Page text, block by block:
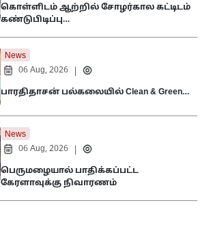
கொள்ளிடம் ஆற்றில் சோழர்கால கட்டிடம்
கண்டுபிடிப்பு…
News
06 Aug, 2026
பாரதிதாசன் பல்கலையில் Clean & Green…
News
06 Aug, 2026
பெருமழையால் பாதிக்கப்பட்ட
கேரளாவுக்கு நிவாரணம்